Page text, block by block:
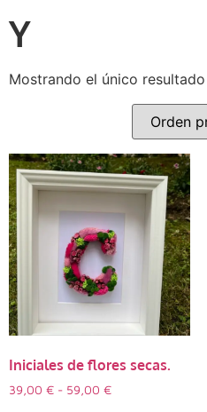
Y
Mostrando el único resultado
Iniciales de flores secas.
39,00 € - 59,00 €